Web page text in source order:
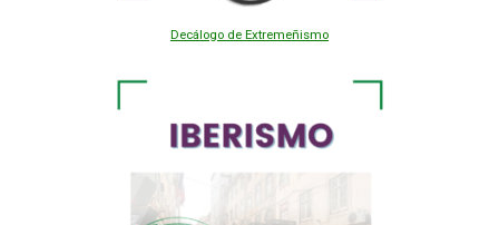
Decálogo de Extremeñismo